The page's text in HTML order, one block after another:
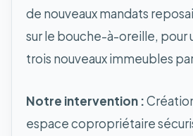
de nouveaux mandats
sur le bouche-à-oreille, pour
trois nouveaux immeubles
Notre intervention :
espace copropriétaire